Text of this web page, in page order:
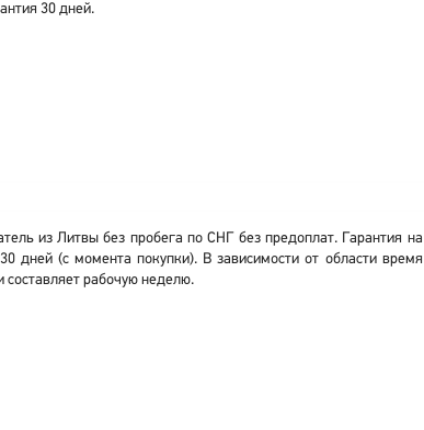
30 дней.
из Литвы без пробега по СНГ без предоплат. Гарантия на
дней (с момента покупки). В зависимости от области время
составляет рабочую неделю.